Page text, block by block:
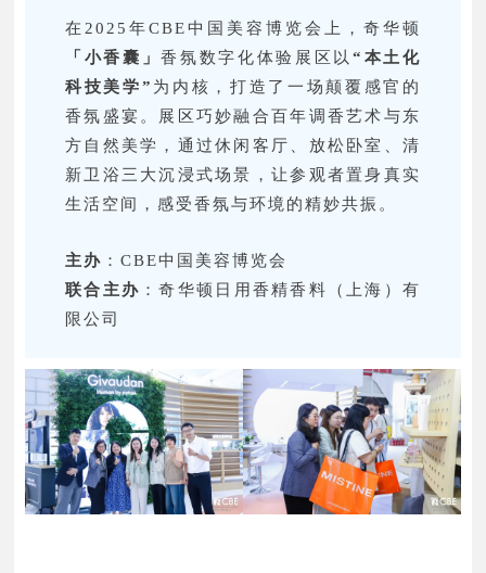
在2025年CBE中国美容博览会上，奇华顿
「小香囊」香氛数字化体验展区以 “本土化
科技美学” 为内核，打造了一场颠覆感官的
香氛盛宴。展区巧妙融合百年调香艺术与东
方自然美学，通过休闲客厅、放松卧室、清
新卫浴三大沉浸式场景，让参观者置身真实
生活空间，感受香氛与环境的精妙共振。
主办 ：CBE中国美容博览会
联合主办 ：奇华顿日用香精香料（上海）有
限公司